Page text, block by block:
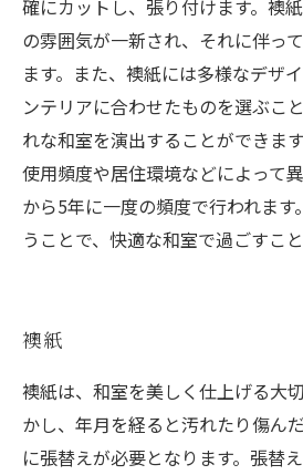
確にカットし、張り付けます。襖
の雰囲気が一新され、それに伴っ
ます。また、襖紙には多様なデザ
ンテリアに合わせたものを選ぶこ
れな和室を演出することができま
使用頻度や居住環境などによって
から5年に一度の頻度で行われま
うことで、快適な和室で過ごすこと
襖紙
襖紙は、和室を美しく仕上げる大
かし、年月を経ると汚れたり傷ん
に張替えが必要となります。張替